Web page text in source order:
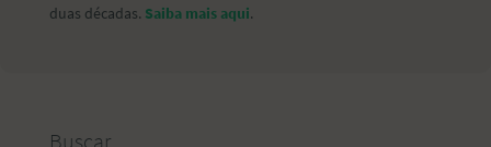
duas décadas. Saiba mais aqui.
Buscar